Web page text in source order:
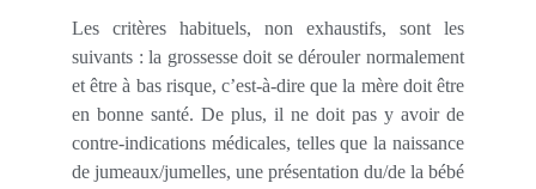
Les critères habituels, non exhaustifs, sont les
suivants : la grossesse doit se dérouler normalement
et être à bas risque, c’est-à-dire que la mère doit être
en bonne santé. De plus, il ne doit pas y avoir de
contre-indications médicales, telles que la naissance
de jumeaux/jumelles, une présentation du/de la bébé